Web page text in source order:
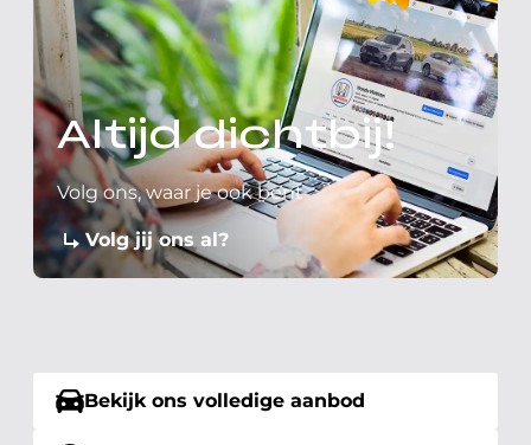
Altijd dichtbij!
Volg ons, waar je ook bent
Volg jij ons al?
Bekijk ons volledige aanbod